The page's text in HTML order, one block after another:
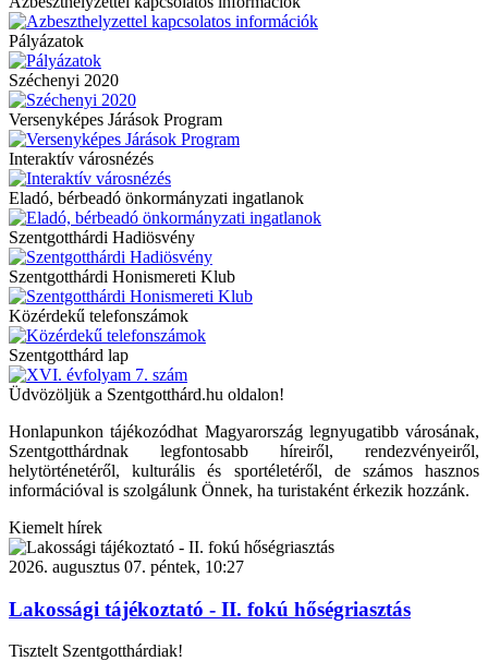
Pályázatok
Széchenyi 2020
Versenyképes Járások Program
Interaktív városnézés
Eladó, bérbeadó önkormányzati ingatlanok
Szentgotthárdi Hadiösvény
Szentgotthárdi Honismereti Klub
Közérdekű telefonszámok
Szentgotthárd lap
Üdvözöljük a Szentgotthárd.hu oldalon!
Honlapunkon tájékozódhat Magyarország legnyugatibb városának,
Szentgotthárdnak legfontosabb híreiről, rendezvényeiről,
helytörténetéről, kulturális és sportéletéről, de számos hasznos
információval is szolgálunk Önnek, ha turistaként érkezik hozzánk.
Kiemelt hírek
2026. augusztus 07. péntek, 10:27
Lakossági tájékoztató - II. fokú hőségriasztás
Tisztelt Szentgotthárdiak!